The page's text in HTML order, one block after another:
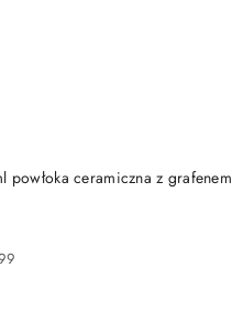
powłoka ceramiczna z grafenem